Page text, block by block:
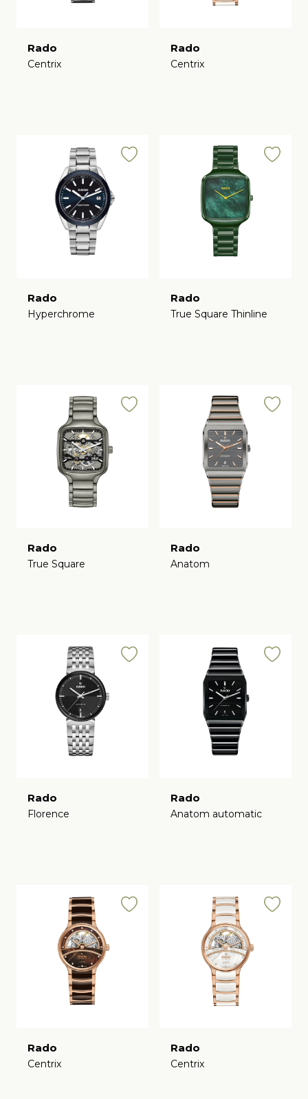
Rado
Centrix
Rado
Centrix
Rado
Hyperchrome
Rado
True Square Thinline
Rado
True Square
Rado
Anatom
Rado
Florence
Rado
Anatom automatic
Rado
Centrix
Rado
Centrix